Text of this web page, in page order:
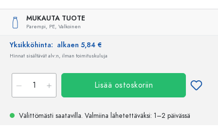
MUKAUTA TUOTE
Parempi, PE, Valkoinen
Yksikköhinta: alkaen 5,84 €
Hinnat sisältävät alv:n, ilman toimituskuluja
Lisää ostoskoriin
Välittömästi saatavilla. Valmiina lähetettäväksi: 1–2 päivässä